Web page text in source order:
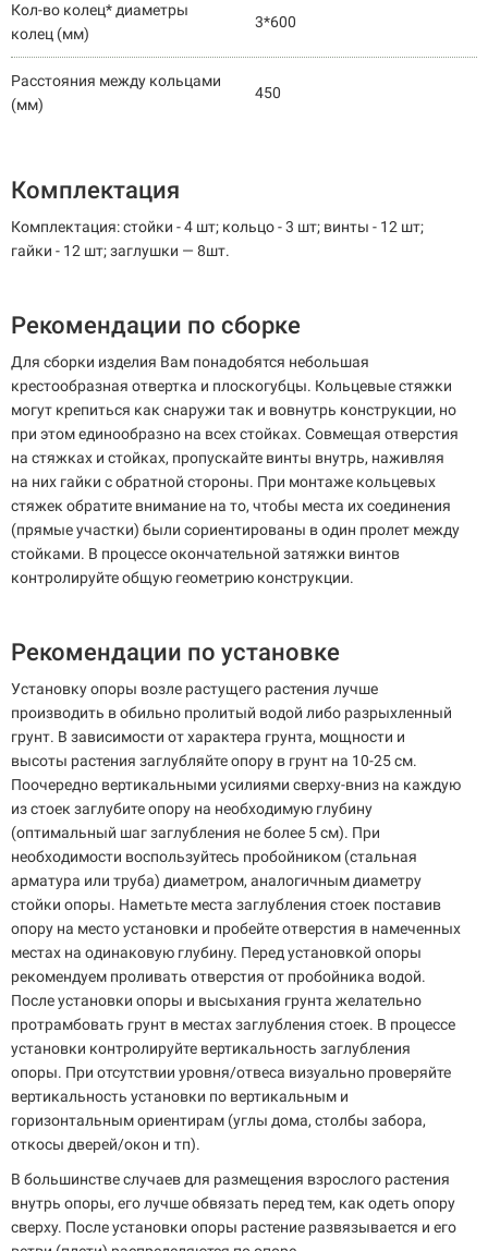
Кол-во колец* диаметры
колец (мм)
3*600
Расстояния между кольцами
(мм)
450
Комплектация
Комплектация: стойки - 4 шт; кольцо - 3 шт; винты - 12 шт;
гайки - 12 шт; заглушки — 8шт.
Рекомендации по сборке
Для сборки изделия Вам понадобятся небольшая
крестообразная отвертка и плоскогубцы. Кольцевые стяжки
могут крепиться как снаружи так и вовнутрь конструкции, но
при этом единообразно на всех стойках. Совмещая отверстия
на стяжках и стойках, пропускайте винты внутрь, наживляя
на них гайки с обратной стороны. При монтаже кольцевых
стяжек обратите внимание на то, чтобы места их соединения
(прямые участки) были сориентированы в один пролет между
стойками. В процессе окончательной затяжки винтов
контролируйте общую геометрию конструкции.
Рекомендации по установке
Установку опоры возле растущего растения лучше
производить в обильно пролитый водой либо разрыхленный
грунт. В зависимости от характера грунта, мощности и
высоты растения заглубляйте опору в грунт на 10-25 см.
Поочередно вертикальными усилиями сверху-вниз на каждую
из стоек заглубите опору на необходимую глубину
(оптимальный шаг заглубления не более 5 см). При
необходимости воспользуйтесь пробойником (стальная
арматура или труба) диаметром, аналогичным диаметру
стойки опоры. Наметьте места заглубления стоек поставив
опору на место установки и пробейте отверстия в намеченных
местах на одинаковую глубину. Перед установкой опоры
рекомендуем проливать отверстия от пробойника водой.
После установки опоры и высыхания грунта желательно
протрамбовать грунт в местах заглубления стоек. В процессе
установки контролируйте вертикальность заглубления
опоры. При отсутствии уровня/отвеса визуально проверяйте
вертикальность установки по вертикальным и
горизонтальным ориентирам (углы дома, столбы забора,
откосы дверей/окон и тп).
В большинстве случаев для размещения взрослого растения
внутрь опоры, его лучше обвязать перед тем, как одеть опору
сверху. После установки опоры растение развязывается и его